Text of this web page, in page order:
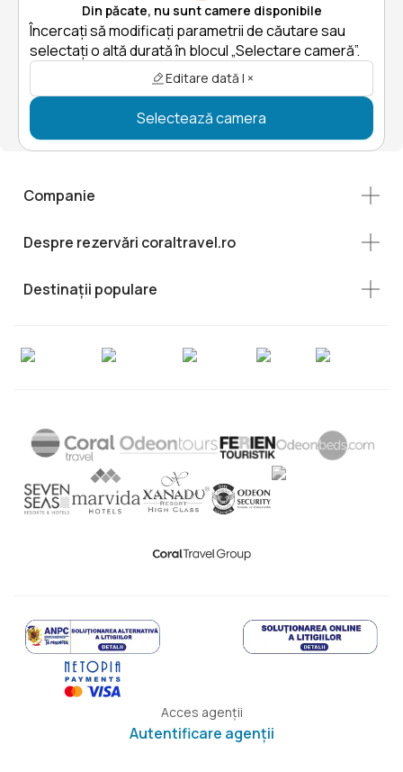
Din păcate, nu sunt camere disponibile
Încercați să modificați parametrii de căutare sau
selectați o altă durată în blocul „Selectare cameră”.
Editare dată | ×
Selectează camera
Companie
Despre rezervări coraltravel.ro
Destinații populare
Acces agenții
Autentificare agenții